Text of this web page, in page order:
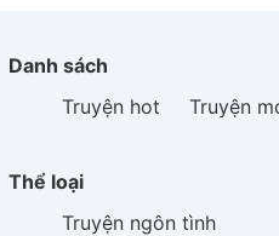
Danh sách
Truyện hot
Truyện
Thể loại
Truyện ngôn tình